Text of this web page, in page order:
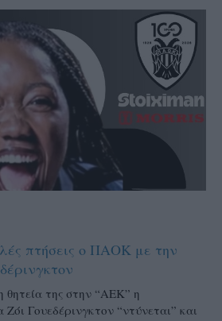
πτήσεις ο ΠΑΟΚ με την
θητεία της στην “ΑΕΚ” η
Γουεδέρινγκτον “ντύνεται” και